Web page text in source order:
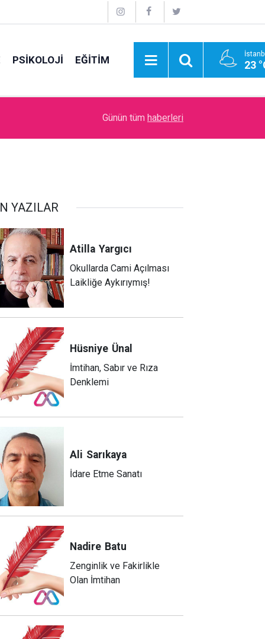
PSİKOLOJİ EĞİTİM 23
Bir can kardeşin ardından…
Günün tüm haberleri
YAZILAR
Atilla Yargıcı
Okullarda Cami Açılması
Laikliğe Aykırıymış!
Hüsniye Ünal
İmtihan, Sabır ve Rıza
Denklemi
Ali Sarıkaya
İdare Etme Sanatı
Nadire Batu
Zenginlik ve Fakirlikle
Olan İmtihan